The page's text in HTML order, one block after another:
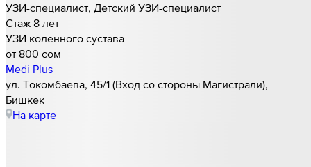
УЗИ-специалист, Детский УЗИ-специалист
Стаж 8 лет
УЗИ коленного сустава
от 800 cом
Medi Plus
ул. Токомбаева, 45/1 (Вход со стороны Магистрали),
Бишкек
На карте